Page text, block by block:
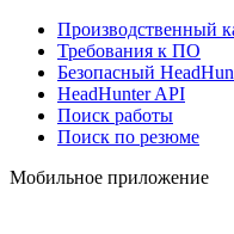
Производственный
Требования к ПО
Безопасный
HeadHunter API
Поиск работы
Поиск по резюме
Мобильное приложение